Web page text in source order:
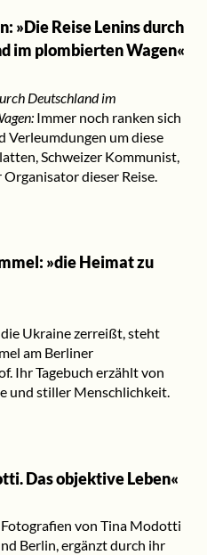
»Die Reise Lenins durch
im plombierten Wagen«
Deutschland im
Immer noch ranken sich
Verleumdungen um diese
Schweizer Kommunist,
dieser Reise.
»die Heimat zu
Ukraine zerreißt, steht
am Berliner
Ihr Tagebuch erzählt von
und stiller Menschlichkeit.
Das objektive Leben«
von Tina Modotti
Berlin, ergänzt durch ihr